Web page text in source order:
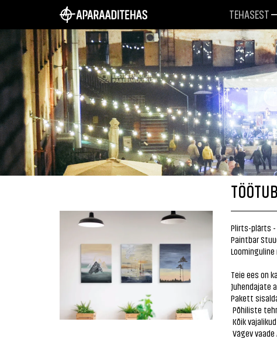
TEHASEST
Plirts-plärts -
Paintbar
Teie ees on
Juhendajate
Pakett
Põhiliste
Kõik
Vägev